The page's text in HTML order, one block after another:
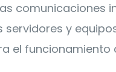
comunicaciones
servidores y
el